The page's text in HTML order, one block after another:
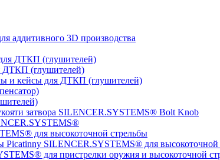
аддитивного 3D производства
ДТКП (глушителей)
ДТКП (глушителей)
и кейсы для ДТКП (глушителей)
затвора SILENCER.SYSTEMS® Bolt Knob
для высокоточной стрельбы
SILENCER.SYSTEMS® для высокоточной
для пристрелки оружия и высокоточной